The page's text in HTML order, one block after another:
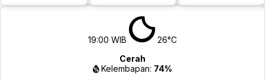
19:00 WIB
26°C
Cerah
Kelembapan: 74%